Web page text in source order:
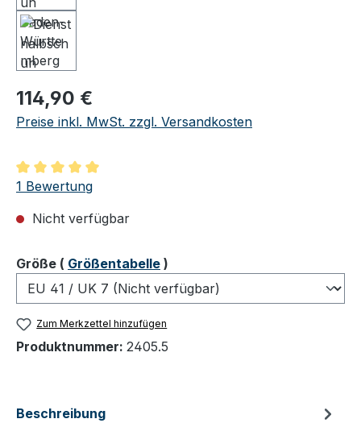
Regulärer Preis:
114,90 €
Preise inkl. MwSt. zzgl. Versandkosten
Durchschnittliche Bewertung von 5 von 5 Sternen
1 Bewertung
Nicht verfügbar
Größeauswählen
( Größentabelle )
Zum Merkzettel hinzufügen
Produktnummer: 2405.5
Beschreibung